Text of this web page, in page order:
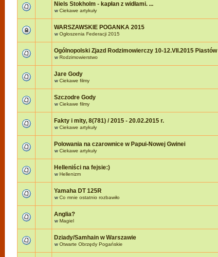
Niels Stokholm - kapłan z widłami. ...
wCiekawe artykuły
WARSZAWSKIE POGANKA 2015
wOgłoszenia Federacji 2015
Ogólnopolski Zjazd Rodzimowierczy 10-12.VII.2015 Piastów
wRodzimowierstwo
Jare Gody
wCiekawe filmy
Szczodre Gody
wCiekawe filmy
Fakty i mity, 8(781) / 2015 - 20.02.2015 r.
wCiekawe artykuły
Polowania na czarownice w Papui-Nowej Gwinei
wCiekawe artykuły
Helleniści na fejsie:)
wHellenizm
Yamaha DT 125R
wCo mnie ostatnio rozbawiło
Anglia?
wMagiel
Dziady/Samhain w Warszawie
wOtwarte Obrzędy Pogańskie